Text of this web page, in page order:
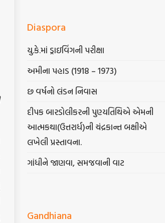
Diaspora
યુ.કે.માં ડ્રાઇવિંગની પરીક્ષા
અમીના પહાડ (1918 – 1973)
છ વર્ષનો લંડન નિવાસ
દીપક બારડોલીકરની પુણ્યતિથિએ એમની
આત્મકથા(ઉત્તરાર્ધ)ની ચંદ્રકાન્ત બક્ષીએ
લખેલી પ્રસ્તાવના.
ગાંધીને જાણવા, સમજવાની વાટ
Gandhiana